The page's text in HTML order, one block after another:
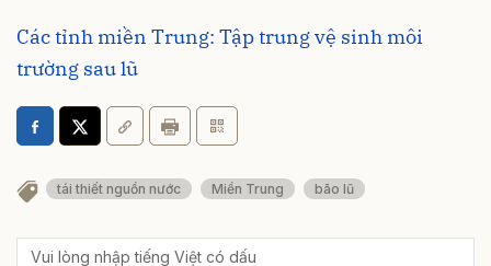
Các tỉnh miền Trung: Tập trung vệ sinh môi
trường sau lũ
tái thiết nguồn nước Miền Trung bão lũ